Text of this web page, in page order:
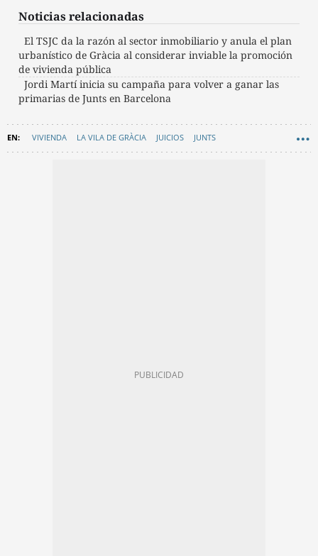
Noticias relacionadas
El TSJC da la razón al sector inmobiliario y anula el plan
urbanístico de Gràcia al considerar inviable la promoción
de vivienda pública
Jordi Martí inicia su campaña para volver a ganar las
primarias de Junts en Barcelona
VIVIENDA LA VILA DE GRÀCIA JUICIOS JUNTS